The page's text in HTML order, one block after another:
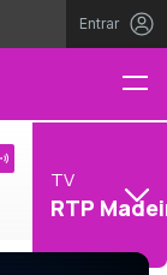
Entrar
TV
RTP